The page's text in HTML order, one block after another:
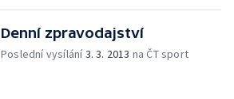
Denní zpravodajství
Poslední vysílání3. 3. 2013 na ČT sport